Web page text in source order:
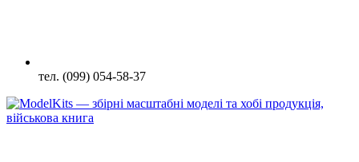
тел. (099) 054-58-37